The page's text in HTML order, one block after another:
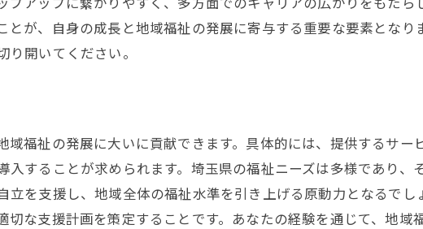
ざしたサービス提供のチャレンジと魅力
高める行動援護サービス提供責任者としての役割
向上につながるコミュニケーション術
足度を高めるための秘訣
の専門性を活かしたサービス改善
品質向上のための取り組み
が、自身の成長と地域福祉の発展に寄与する重要な要素となり
開いてください。
福祉の発展に大いに貢献できます。具体的には、提供するサー
することが求められます。埼玉県の福祉ニーズは多様であり、
を支援し、地域全体の福祉水準を引き上げる原動力となるでし
な支援計画を策定することです。あなたの経験を通じて、地域